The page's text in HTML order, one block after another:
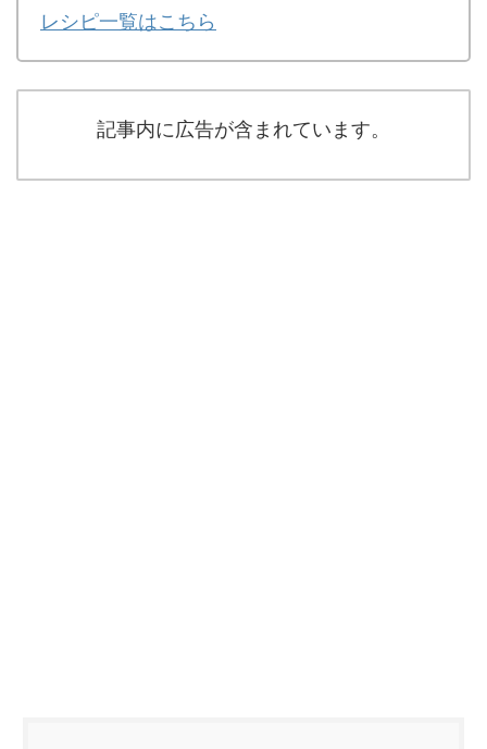
レシピ一覧はこちら
記事内に広告が含まれています。